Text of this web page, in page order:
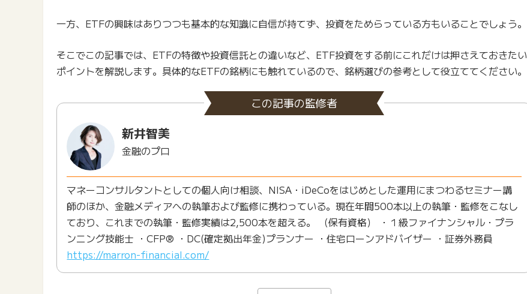
一方、ETFの興味はありつつも基本的な知識に自信が持てず、投資をためらっている方もいることでしょう。
そこでこの記事では、ETFの特徴や投資信託との違いなど、ETF投資をする前にこれだけは押さえておきたい
ポイントを解説します。具体的なETFの銘柄にも触れているので、銘柄選びの参考として役立ててください。
この記事の監修者
新井智美
金融のプロ
マネーコンサルタントとしての個人向け相談、NISA・iDeCoをはじめとした運用にまつわるセミナー講
師のほか、金融メディアへの執筆および監修に携わっている。現在年間500本以上の執筆・監修をこなし
ており、これまでの執筆・監修実績は2,500本を超える。 （保有資格） ・１級ファイナンシャル・プラ
ンニング技能士 ・CFP® ・DC(確定拠出年金)プランナー ・住宅ローンアドバイザー ・証券外務員
https://marron-financial.com/